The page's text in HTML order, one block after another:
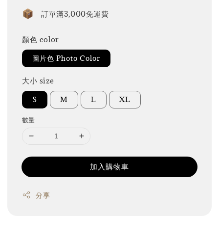
訂單滿3,000免運費
顏色 color
圖片色 Photo Color
大小 size
S M L XL
數量
加入購物車
分享